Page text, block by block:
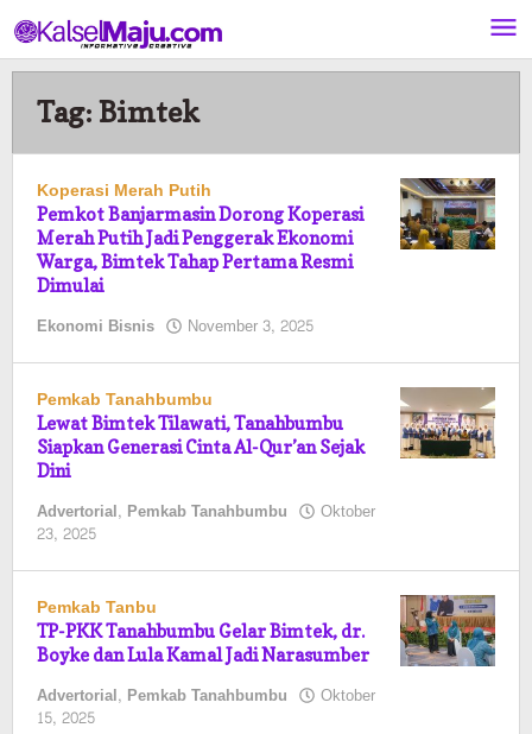
ke
konten
Tag: Bimtek
Koperasi Merah Putih
Pemkot Banjarmasin Dorong Koperasi
Merah Putih Jadi Penggerak Ekonomi
Warga, Bimtek Tahap Pertama Resmi
Dimulai
Ekonomi Bisnis November 3, 2025
Pemkab Tanahbumbu
Lewat Bimtek Tilawati, Tanahbumbu
Siapkan Generasi Cinta Al-Qur’an Sejak
Dini
Advertorial, Pemkab Tanahbumbu Oktober
23, 2025
Pemkab Tanbu
TP-PKK Tanahbumbu Gelar Bimtek, dr.
Boyke dan Lula Kamal Jadi Narasumber
Advertorial, Pemkab Tanahbumbu Oktober
15, 2025